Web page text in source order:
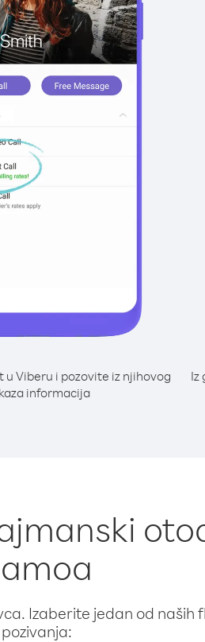
Viberu i pozovite iz njihovog
informacija
Iz
Izaberite jedan od naših
pozivanja: